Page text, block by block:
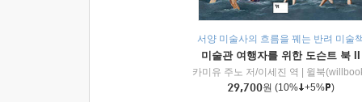
서양 미술사의 흐름을 꿰는 반려 미술
미술관 여행자를 위한 도슨트 북 II
카미유 주노 저/이세진 역
윌북
29,700원 (10% +5% )